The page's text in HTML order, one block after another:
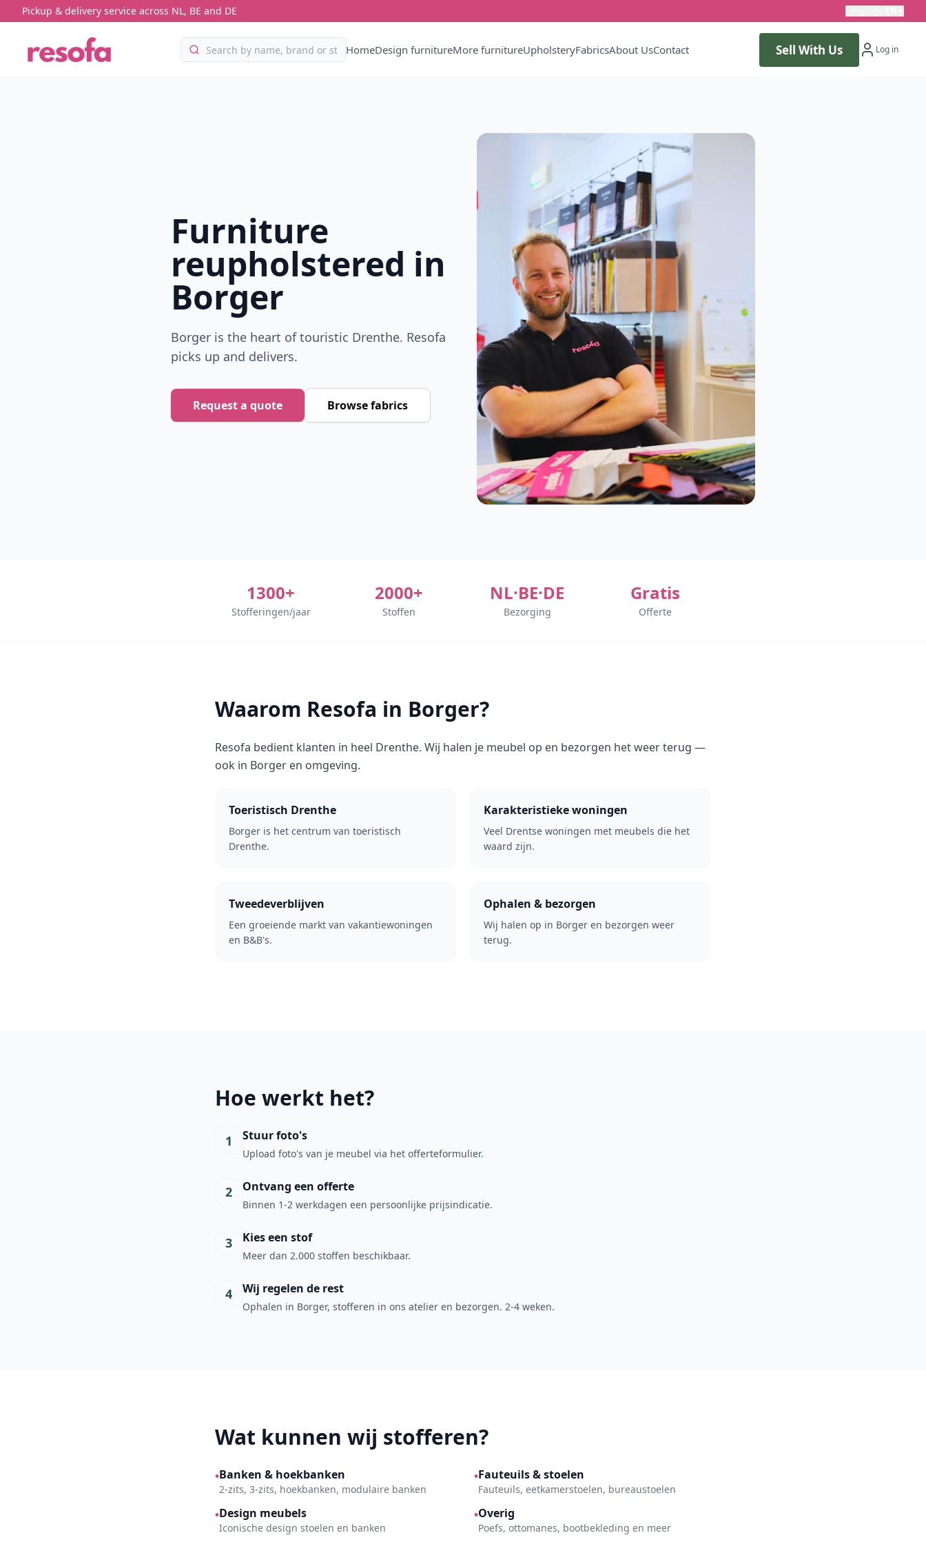
Pickup & delivery service across NL, BE and DE
HomeDesign furnitureMore furnitureUpholsteryFabricsAbout UsContact Sell With Us Log in
Furniture
reupholstered in
Borger
Borger is the heart of touristic Drenthe. Resofa
picks up and delivers.
Request a quote Browse fabrics
1300+
Stofferingen/jaar
2000+
Stoffen
NL·BE·DE
Bezorging
Gratis
Offerte
Waarom Resofa in Borger?
Resofa bedient klanten in heel Drenthe. Wij halen je meubel op en bezorgen het weer terug —
ook in Borger en omgeving.
Toeristisch Drenthe
Borger is het centrum van toeristisch
Drenthe.
Karakteristieke woningen
Veel Drentse woningen met meubels die het
waard zijn.
Tweedeverblijven
Een groeiende markt van vakantiewoningen
en B&B's.
Ophalen & bezorgen
Wij halen op in Borger en bezorgen weer
terug.
Hoe werkt het?
1 Stuur foto's
Upload foto's van je meubel via het offerteformulier.
2 Ontvang een offerte
Binnen 1-2 werkdagen een persoonlijke prijsindicatie.
3 Kies een stof
Meer dan 2.000 stoffen beschikbaar.
4 Wij regelen de rest
Ophalen in Borger, stofferen in ons atelier en bezorgen. 2-4 weken.
Wat kunnen wij stofferen?
•Banken & hoekbanken
2-zits, 3-zits, hoekbanken, modulaire banken
•Fauteuils & stoelen
Fauteuils, eetkamerstoelen, bureaustoelen
•Design meubels
Iconische design stoelen en banken
•Overig
Poefs, ottomanes, bootbekleding en meer